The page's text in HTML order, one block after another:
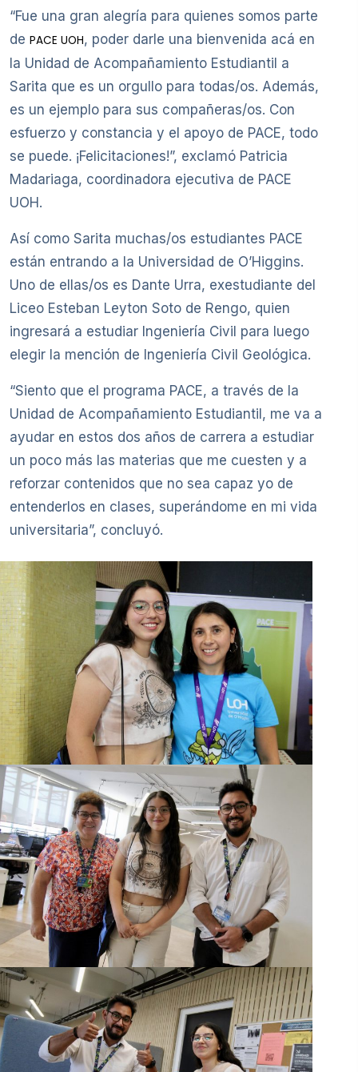
“Fue una gran alegría para quienes somos parte
de PACE UOH, poder darle una bienvenida acá en
la Unidad de Acompañamiento Estudiantil a
Sarita que es un orgullo para todas/os. Además,
es un ejemplo para sus compañeras/os. Con
esfuerzo y constancia y el apoyo de PACE, todo
se puede. ¡Felicitaciones!”, exclamó Patricia
Madariaga, coordinadora ejecutiva de PACE
UOH.
Así como Sarita muchas/os estudiantes PACE
están entrando a la Universidad de O’Higgins.
Uno de ellas/os es Dante Urra, exestudiante del
Liceo Esteban Leyton Soto de Rengo, quien
ingresará a estudiar Ingeniería Civil para luego
elegir la mención de Ingeniería Civil Geológica.
“Siento que el programa PACE, a través de la
Unidad de Acompañamiento Estudiantil, me va a
ayudar en estos dos años de carrera a estudiar
un poco más las materias que me cuesten y a
reforzar contenidos que no sea capaz yo de
entenderlos en clases, superándome en mi vida
universitaria”, concluyó.